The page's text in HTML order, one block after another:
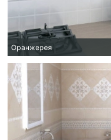
Оранжерея